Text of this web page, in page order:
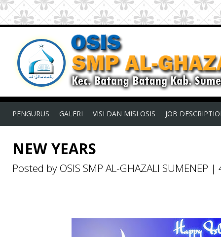
PENGURUS GALERI VISI DAN MISI OSIS JOB
NEW YEARS
Posted by OSIS SMP AL-GHAZALI SUMENEP |